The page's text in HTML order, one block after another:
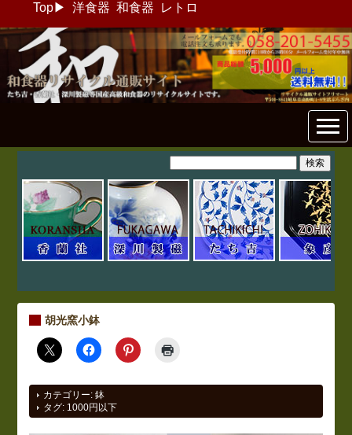
Top▶ 洋食器 和食器 レトロ
和食器リサイクル通販専門店
フリマート
胡光窯小鉢
カテゴリー:鉢
タグ: 1000円以下